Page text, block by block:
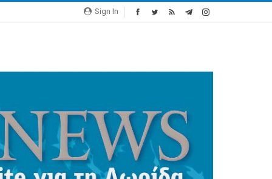
Sign In